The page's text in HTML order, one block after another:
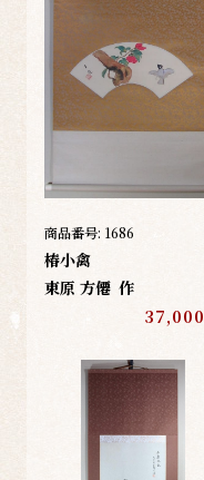
商品番号: 1686
椿小禽
東原 方僊 作
37,000